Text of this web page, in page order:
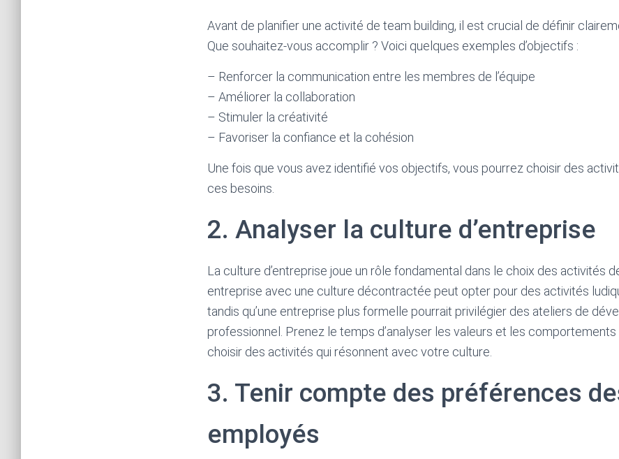
Avant de planifier une activité de team building, il est crucial de définir
Que souhaitez-vous accomplir ? Voici quelques exemples d’objectifs :
– Renforcer la communication entre les membres de l’équipe
– Améliorer la collaboration
– Stimuler la créativité
– Favoriser la confiance et la cohésion
Une fois que vous avez identifié vos objectifs, vous pourrez choisir des
ces besoins.
2. Analyser la culture d’entreprise
La culture d’entreprise joue un rôle fondamental dans le choix des activités
entreprise avec une culture décontractée peut opter pour des activités
tandis qu’une entreprise plus formelle pourrait privilégier des ateliers de
professionnel. Prenez le temps d’analyser les valeurs et les
choisir des activités qui résonnent avec votre culture.
3. Tenir compte des préférences
employés